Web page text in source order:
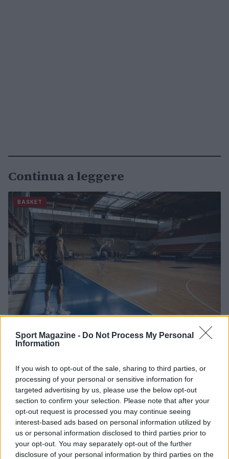
Sport Magazine - Do Not Process My Personal
Information
If you wish to opt-out of the sale, sharing to third parties, or
processing of your personal or sensitive information for
targeted advertising by us, please use the below opt-out
section to confirm your selection. Please note that after your
opt-out request is processed you may continue seeing
interest-based ads based on personal information utilized by
us or personal information disclosed to third parties prior to
your opt-out. You may separately opt-out of the further
disclosure of your personal information by third parties on the
Continua a leggere
BASKET
Elachem Vigevano ingaggia Isaiah Brickner: la prima
Andrea Conforti · 5 Ago 2026
BASKET